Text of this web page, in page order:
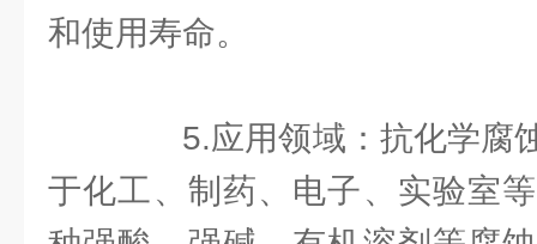
和使用寿命。
5.应用领域：抗化学腐
于化工、制药、电子、实验室